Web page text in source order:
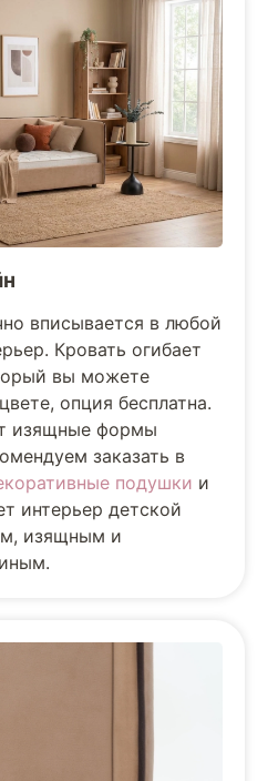
вписывается в любой
Кровать огибает
вы можете
опция бесплатна.
изящные формы
заказать в
подушки и
интерьер детской
изящным и